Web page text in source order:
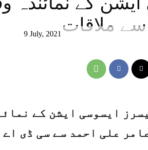
ملاقات 9 July, 2021
ایسوسی ایشن کے
علی احمد سے سی ڈی اے